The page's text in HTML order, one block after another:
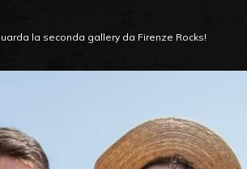
la seconda gallery da Firenze Rocks!